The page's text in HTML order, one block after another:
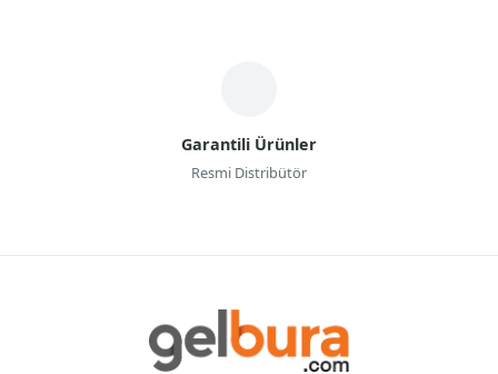
Garantili Ürünler
Resmi Distribütör